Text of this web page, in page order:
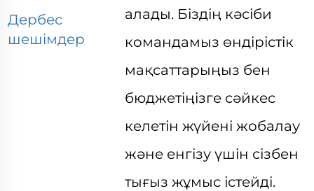
Дербес
шешімдер
алады. Біздің кәсіби
командамыз өндірістік
мақсаттарыңыз бен
бюджетіңізге сәйкес
келетін жүйені жобалау
және енгізу үшін сізбен
тығыз жұмыс істейді.